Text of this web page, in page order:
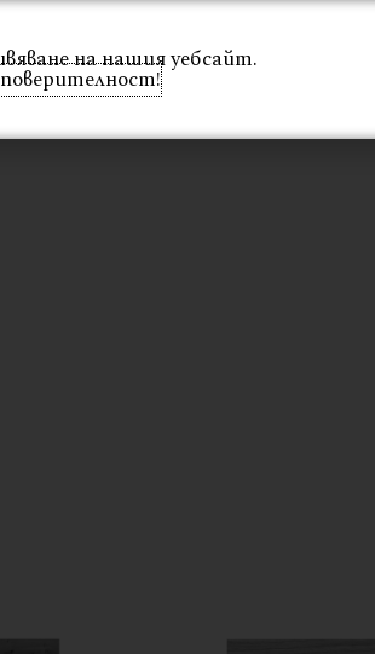
Проекти Общи условия
на нашия уебсайт.